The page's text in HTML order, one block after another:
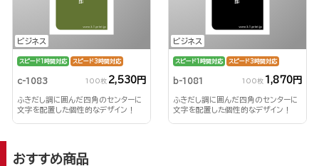
ビジネス
スピード1時間対応 スピード3時間対応
c-1083 100枚 2,530円
ふきだし調に囲んだ四角のセンターに
文字を配置した個性的なデザイン！
ビジネス
スピード1時間対応 スピード3時間対応
b-1081 100枚 1,870円
ふきだし調に囲んだ四角のセンターに
文字を配置した個性的なデザイン！
おすすめ商品